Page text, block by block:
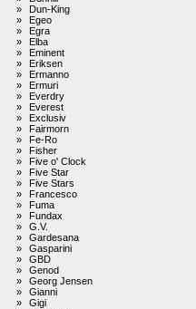
»
Dun-King
»
Egeo
»
Egra
»
Elba
»
Eminent
»
Eriksen
»
Ermanno
»
Ermuri
»
Everdry
»
Everest
»
Exclusiv
»
Fairmorn
»
Fe-Ro
»
Fisher
»
Five o' Clock
»
Five Star
»
Five Stars
»
Francesco
»
Fuma
»
Fundax
»
G.V.
»
Gardesana
»
Gasparini
»
GBD
»
Genod
»
Georg Jensen
»
Gianni
»
Gigi